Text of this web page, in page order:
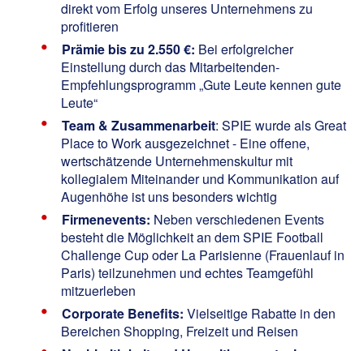
direkt vom Erfolg unseres Unternehmens zu
profitieren
Prämie bis zu 2.550 €: Bei erfolgreicher
Einstellung durch das Mitarbeitenden-
Empfehlungsprogramm „Gute Leute kennen gute
Leute“
Team & Zusammenarbeit: SPIE wurde alsGreat
Place to Workausgezeichnet - Eine offene,
wertschätzende Unternehmenskultur mit
kollegialem Miteinander und Kommunikation auf
Augenhöhe ist uns besonders wichtig
Firmenevents: Neben verschiedenen Events
besteht die Möglichkeit an dem SPIE Football
Challenge Cup oder La Parisienne (Frauenlauf in
Paris) teilzunehmen und echtes Teamgefühl
mitzuerleben
Corporate Benefits: Vielseitige Rabatte in den
Bereichen Shopping, Freizeit und Reisen